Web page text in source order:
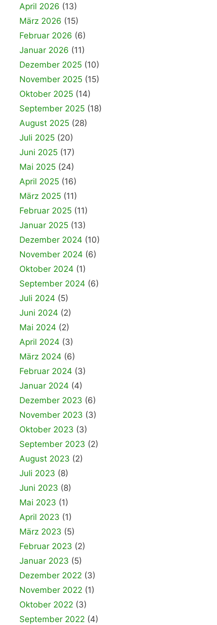
April 2026 (13)
März 2026 (15)
Februar 2026 (6)
Januar 2026 (11)
Dezember 2025 (10)
November 2025 (15)
Oktober 2025 (14)
September 2025 (18)
August 2025 (28)
Juli 2025 (20)
Juni 2025 (17)
Mai 2025 (24)
April 2025 (16)
März 2025 (11)
Februar 2025 (11)
Januar 2025 (13)
Dezember 2024 (10)
November 2024 (6)
Oktober 2024 (1)
September 2024 (6)
Juli 2024 (5)
Juni 2024 (2)
Mai 2024 (2)
April 2024 (3)
März 2024 (6)
Februar 2024 (3)
Januar 2024 (4)
Dezember 2023 (6)
November 2023 (3)
Oktober 2023 (3)
September 2023 (2)
August 2023 (2)
Juli 2023 (8)
Juni 2023 (8)
Mai 2023 (1)
April 2023 (1)
März 2023 (5)
Februar 2023 (2)
Januar 2023 (5)
Dezember 2022 (3)
November 2022 (1)
Oktober 2022 (3)
September 2022 (4)